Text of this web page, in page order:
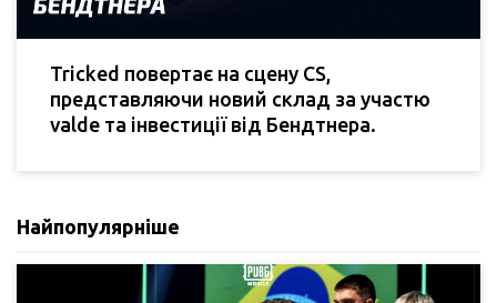
Tricked повертає на сцену CS,
представляючи новий склад за участю
valde та інвестиції від Бендтнера.
Найпопулярніше